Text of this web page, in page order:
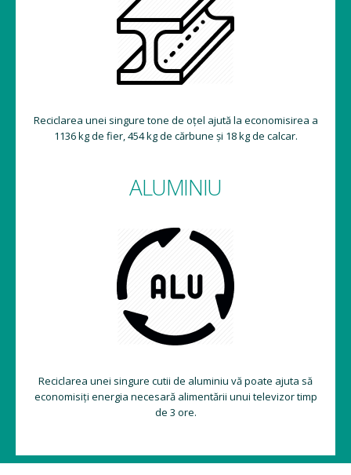
Reciclarea unei singure tone de oțel ajută la economisirea a
1136 kg de fier, 454 kg de cărbune și 18 kg de calcar.
ALUMINIU
Reciclarea unei singure cutii de aluminiu vă poate ajuta să
economisiți energia necesară alimentării unui televizor timp
de 3 ore.